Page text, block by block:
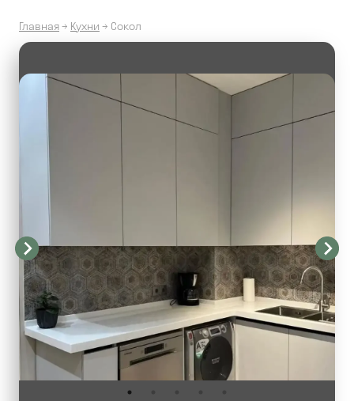
Главная→ Кухни → Сокол